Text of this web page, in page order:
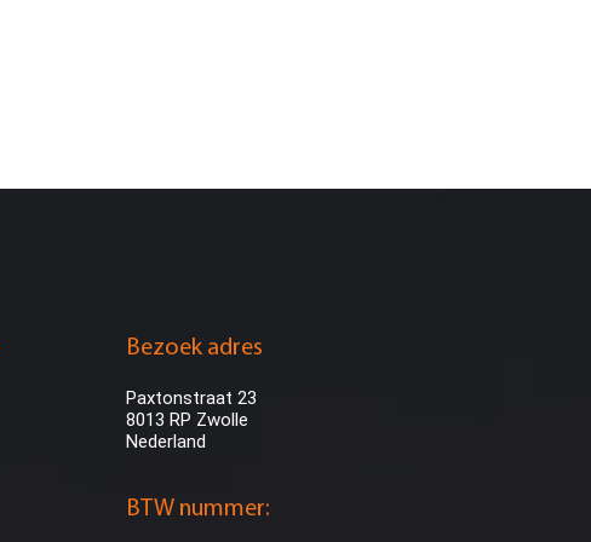
Bezoek adres
Paxtonstraat 23
8013 RP Zwolle
Nederland
BTW nummer: